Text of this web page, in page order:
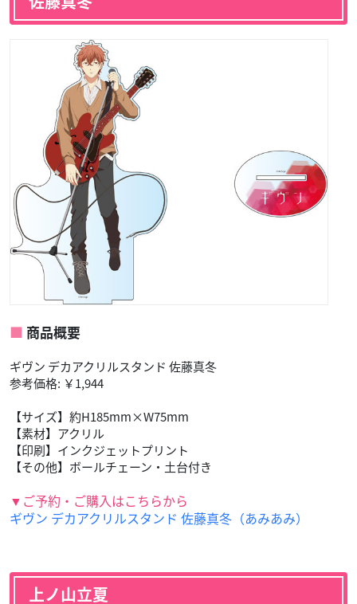
商品概要
ギヴン デカアクリルスタンド 佐藤真冬
参考価格: ￥1,944
【サイズ】約H185mm×W75mm
【素材】アクリル
【印刷】インクジェットプリント
【その他】ボールチェーン・土台付き
▼ご予約・ご購入はこちらから
ギヴン デカアクリルスタンド 佐藤真冬（あみあみ）
上ノ山立夏